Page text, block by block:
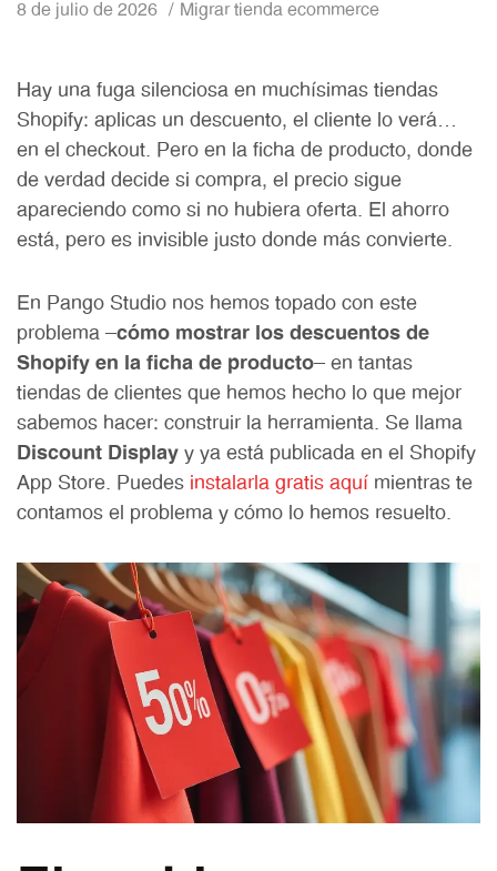
8 de julio de 2026 Migrar tienda ecommerce
Hay una fuga silenciosa en muchísimas tiendas
Shopify: aplicas un descuento, el cliente lo verá…
en el checkout. Pero en la ficha de producto, donde
de verdad decide si compra, el precio sigue
apareciendo como si no hubiera oferta. El ahorro
está, pero es invisible justo donde más convierte.
En Pango Studio nos hemos topado con este
problema —cómo mostrar los descuentos de
Shopify en la ficha de producto— en tantas
tiendas de clientes que hemos hecho lo que mejor
sabemos hacer: construir la herramienta. Se llama
Discount Display y ya está publicada en el Shopify
App Store. Puedes instalarla gratis aquí mientras te
contamos el problema y cómo lo hemos resuelto.